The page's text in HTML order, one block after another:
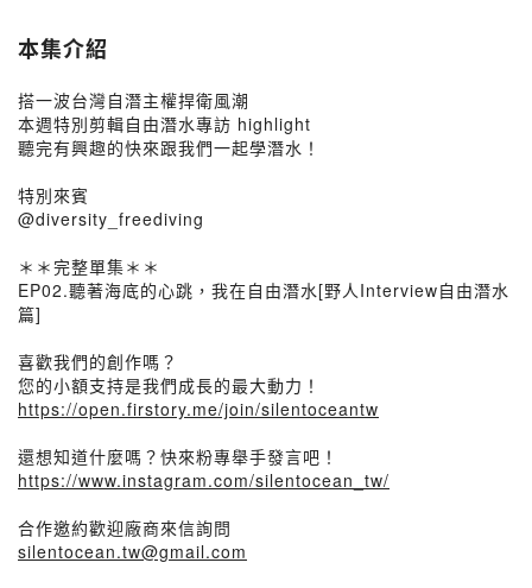
本集介紹
搭一波台灣自潛主權捍衛風潮
本週特別剪輯自由潛水專訪 highlight
聽完有興趣的快來跟我們一起學潛水！
特別來賓
@diversity_freediving
＊＊完整單集＊＊
EP02.聽著海底的心跳，我在自由潛水[野人Interview自由潛水
篇]
喜歡我們的創作嗎？
您的小額支持是我們成長的最大動力！
https://open.firstory.me/join/silentoceantw
還想知道什麼嗎？快來粉專舉手發言吧！
https://www.instagram.com/silentocean_tw/
合作邀約歡迎廠商來信詢問
silentocean.tw@gmail.com